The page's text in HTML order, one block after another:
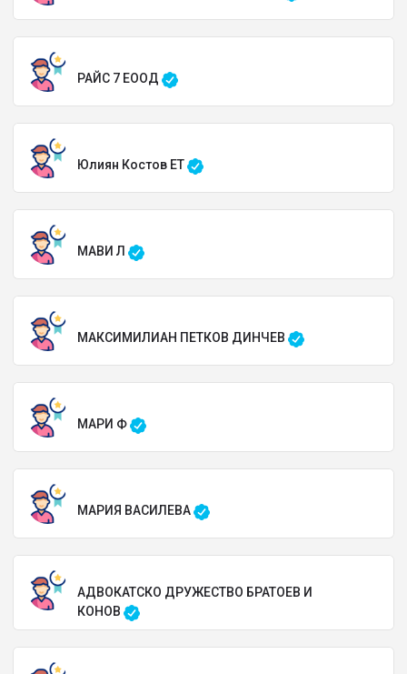
РАЙС 7 ЕООД
Юлиян Костов ЕТ
МАВИ Л
МАКСИМИЛИАН ПЕТКОВ ДИНЧЕВ
МАРИ Ф
МАРИЯ ВАСИЛЕВА
АДВОКАТСКО ДРУЖЕСТВО БРАТОЕВ И
КОНОВ